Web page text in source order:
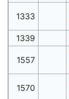
1333
1339
1557
1570